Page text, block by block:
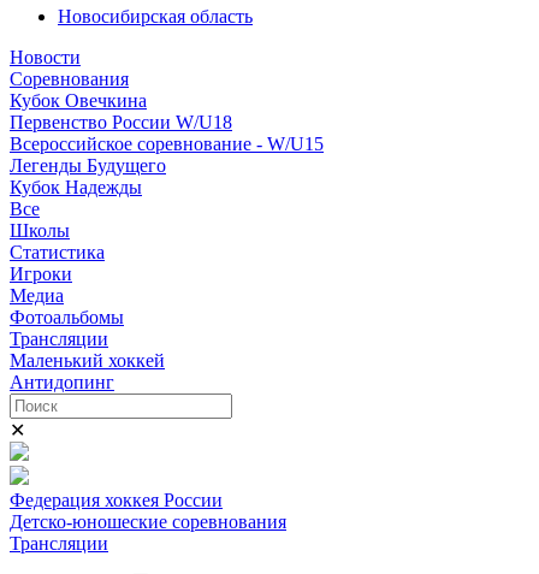
Новосибирская область
Новости
Соревнования
Кубок Овечкина
Первенство России W/U18
Всероссийское соревнование - W/U15
Легенды Будущего
Кубок Надежды
Все
Школы
Статистика
Игроки
Медиа
Фотоальбомы
Трансляции
Маленький хоккей
Антидопинг
✕
Федерация хоккея России
Детско-юношеские соревнования
Трансляции